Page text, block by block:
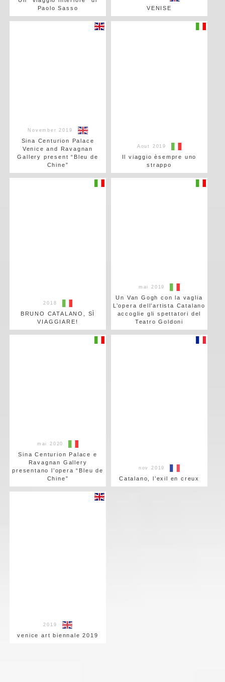
Paolo Sasso
VENISE
November 2019
Sina Centurion Palace
Venice and Ravagnan
Gallery present “Bleu de
Chine”
Aout 2019
Il viaggio èsempre uno
strappo
2018
BRUNO CATALANO, SÌ
VIAGGIARE!
mai 2019
Un Van Gogh con la vaglia
L’opera dell’artista Catalano
accoglie gli spettatori del
Teatro Goldoni
mai 2020
Sina Centurion Palace e
Ravagnan Gallery
presentano l’opera “Bleu de
Chine”
nov 2019
Catalano, l’exil en creux
2019
venice art biennale 2019